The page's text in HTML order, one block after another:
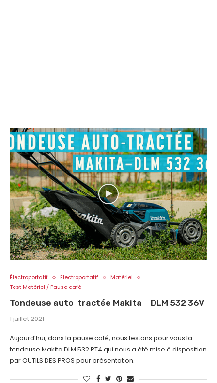
Électroportatif Electroportatif
Matériel
Test Matériel / Pause café
Tondeuse auto-tractée Makita – DLM 532 36V
1 juillet 2021
Aujourd’hui, dans la pause café, nous testons pour vous la
tondeuse Makita DLM 532 PT4 qui nous a été mise à disposition
par OUTILS DES PROS pour présentation.